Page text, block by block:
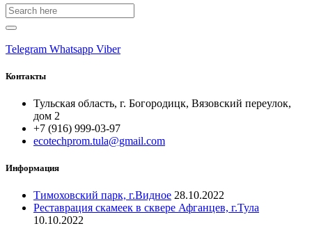
Search
for:
Telegram Whatsapp Viber
Контакты
Тульская область, г. Богородицк, Вязовский переулок,
дом 2
+7 (916) 999-03-97
ecotechprom.tula@gmail.com
Информация
Тимоховский парк, г.Видное 28.10.2022
Реставрация скамеек в сквере Афганцев, г.Тула
10.10.2022